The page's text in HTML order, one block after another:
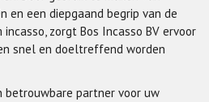
en een diepgaand begrip van de
zorgt Bos Incasso BV ervoor
snel en doeltreffend worden
betrouwbare partner voor uw